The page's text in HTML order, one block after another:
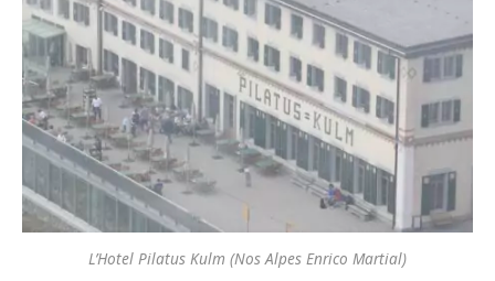
L’Hotel Pilatus Kulm (Nos Alpes Enrico Martial)